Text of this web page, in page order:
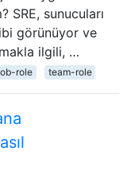
SRE, sunucuları
görünüyor ve
ilgili, …
role team-role